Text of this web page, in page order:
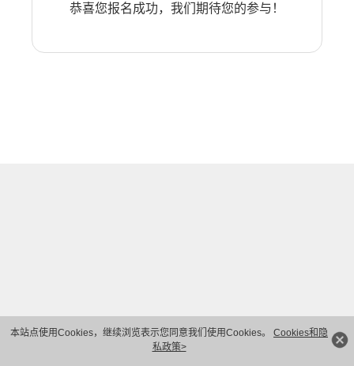
本站点使用Cookies，继续浏览表示您同意我们使用Cookies。 Cookies和隐
私政策>
恭喜您报名成功，我们期待您的参与！